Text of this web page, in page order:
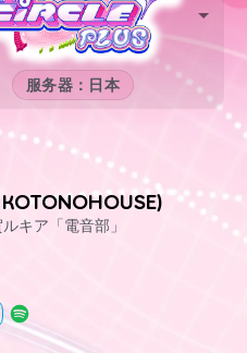
服务器：日本
キア「電音部」